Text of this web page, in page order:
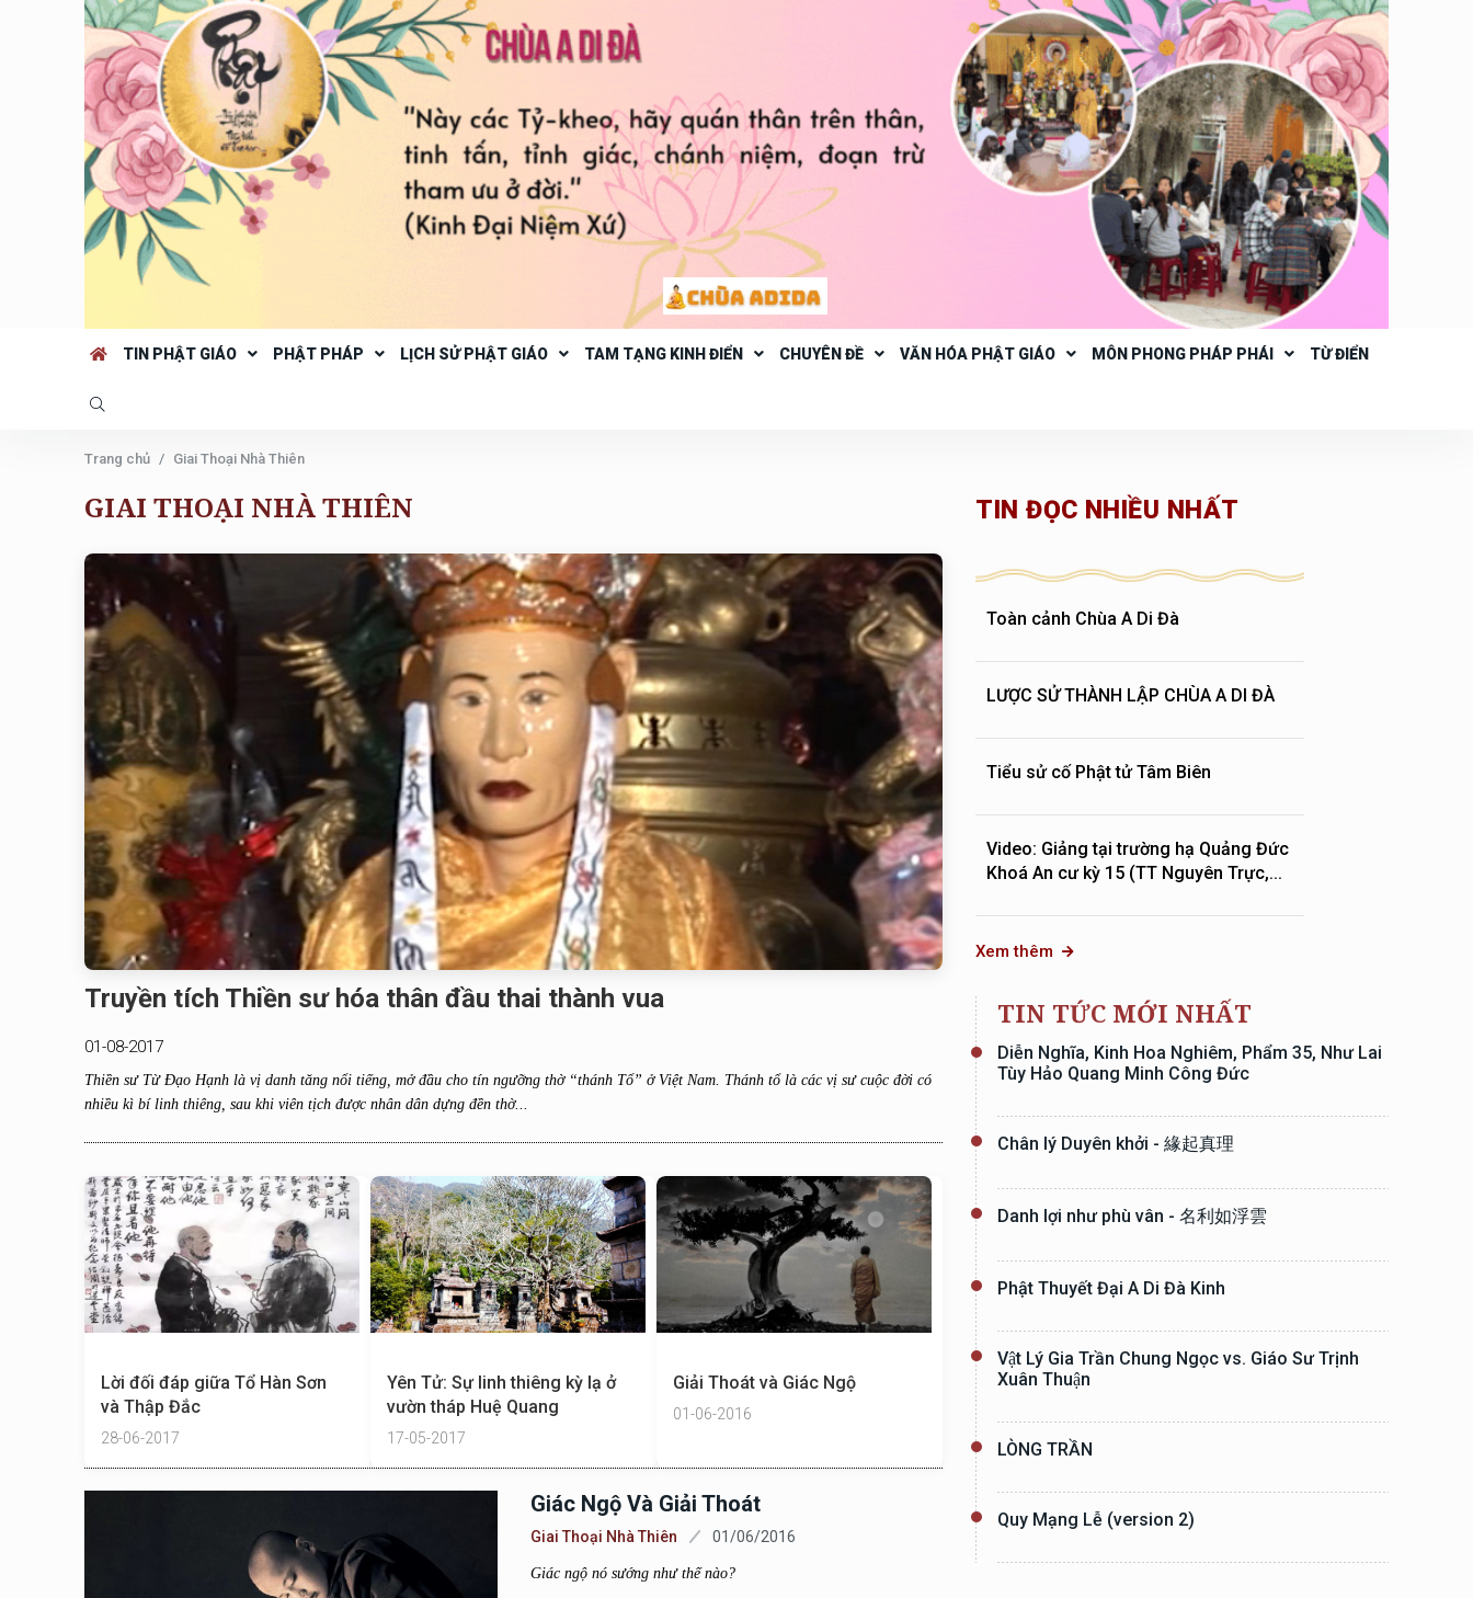
TIN PHẬT GIÁO PHẬT PHÁP LỊCH SỬ PHẬT GIÁO TAM TẠNG KINH ĐIỂN CHUYÊN ĐỀ VĂN HÓA PHẬT GIÁO MÔN PHONG PHÁP PHÁI TỪ ĐIỂN
Trang chủ Giai Thoại Nhà Thiên
GIAI THOẠI NHÀ THIÊN
Truyền tích Thiền sư hóa thân đầu thai thành vua
01-08-2017
Thiền sư Từ Đạo Hạnh là vị danh tăng nổi tiếng, mở đầu cho tín ngưỡng thờ “thánh Tổ” ở Việt Nam. Thánh tổ là các vị sư cuộc đời có
nhiều kì bí linh thiêng, sau khi viên tịch được nhân dân dựng đền thờ...
Lời đối đáp giữa Tổ Hàn Sơn
và Thập Đắc
28-06-2017
Yên Tử: Sự linh thiêng kỳ lạ ở
vườn tháp Huệ Quang
17-05-2017
Giải Thoát và Giác Ngộ
01-06-2016
Giác Ngộ Và Giải Thoát
Giai Thoại Nhà Thiên 01/06/2016
Giác ngộ nó sướng như thế nào?
TIN ĐỌC NHIỀU NHẤT
Toàn cảnh Chùa A Di Đà
LƯỢC SỬ THÀNH LẬP CHÙA A DI ĐÀ
Tiểu sử cố Phật tử Tâm Biên
Video: Giảng tại trường hạ Quảng Đức
Khoá An cư kỳ 15 (TT Nguyên Trực,...
Xem thêm
TIN TỨC MỚI NHẤT
Diễn Nghĩa, Kinh Hoa Nghiêm, Phẩm 35, Như Lai
Tùy Hảo Quang Minh Công Đức
Chân lý Duyên khởi - 緣起真理
Danh lợi như phù vân - 名利如浮雲
Phật Thuyết Đại A Di Đà Kinh
Vật Lý Gia Trần Chung Ngọc vs. Giáo Sư Trịnh
Xuân Thuận
LÒNG TRẦN
Quy Mạng Lễ (version 2)